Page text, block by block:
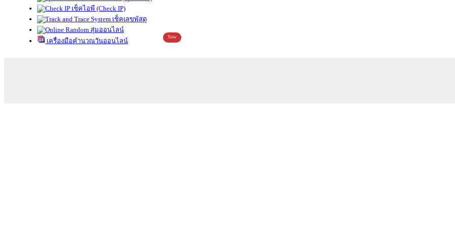
เช็คไอพี (Check IP)
เช็คเลขพัสดุ
สุ่มออนไลน์
เครื่องมือคำนวณวันออนไลน์
New